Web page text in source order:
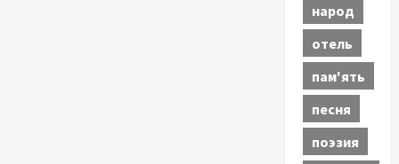
народ
отель
пам'ять
песня
поэзия